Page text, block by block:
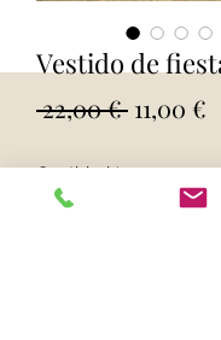
Vestido de
22,00 € Precio
11,00 €
Cantidad *